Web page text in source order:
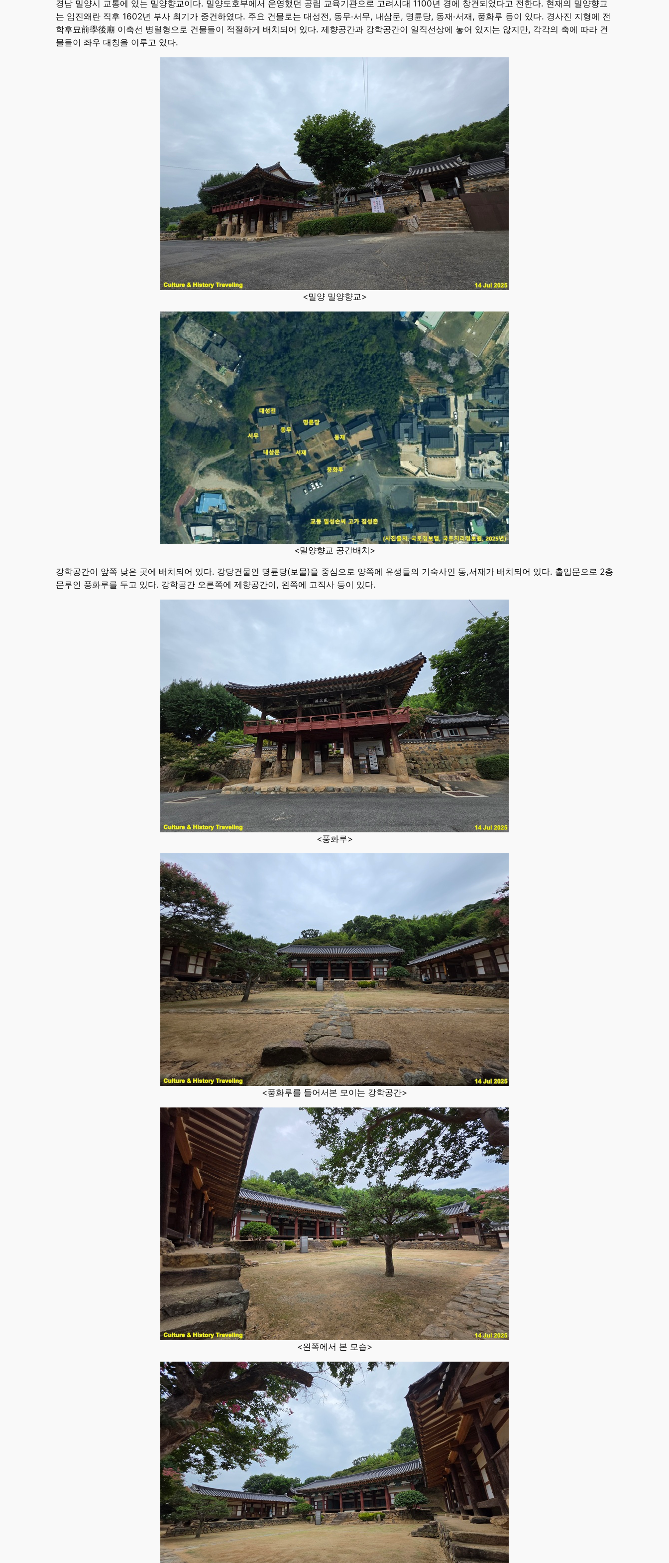
경남 밀양시 교통에 있는 밀양향교이다. 밀양도호부에서 운영했던 공립 교육기관으로 고려시대 1100년 경에 창건되었다고 전한다. 현재의 밀양향교
는 임진왜란 직후 1602년 부사 최기가 중건하였다. 주요 건물로는 대성전, 동무·서무, 내삼문, 명륜당, 동재·서재, 풍화루 등이 있다. 경사진 지형에 전
학후묘前學後廟 이축선 병렬형으로 건물들이 적절하게 배치되어 있다. 제향공간과 강학공간이 일직선상에 놓어 있지는 않지만, 각각의 축에 따라 건
물들이 좌우 대칭을 이루고 있다.
<밀양 밀양향교>
<밀양향교 공간배치>
강학공간이 앞쪽 낮은 곳에 배치되어 있다. 강당건물인 명륜당(보물)을 중심으로 양쪽에 유생들의 기숙사인 동,서재가 배치되어 있다. 출입문으로 2층
문루인 풍화루를 두고 있다. 강학공간 오른쪽에 제향공간이, 왼쪽에 고직사 등이 있다.
<풍화루>
<풍화루를 들어서본 모이는 강학공간>
<왼쪽에서 본 모습>